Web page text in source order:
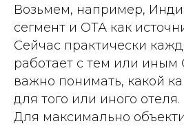
Возьмем, например,
сегмент и ОТА как
Сейчас практически
работает с тем или иным
важно понимать, какой
для того или иного отеля.
Для максимально